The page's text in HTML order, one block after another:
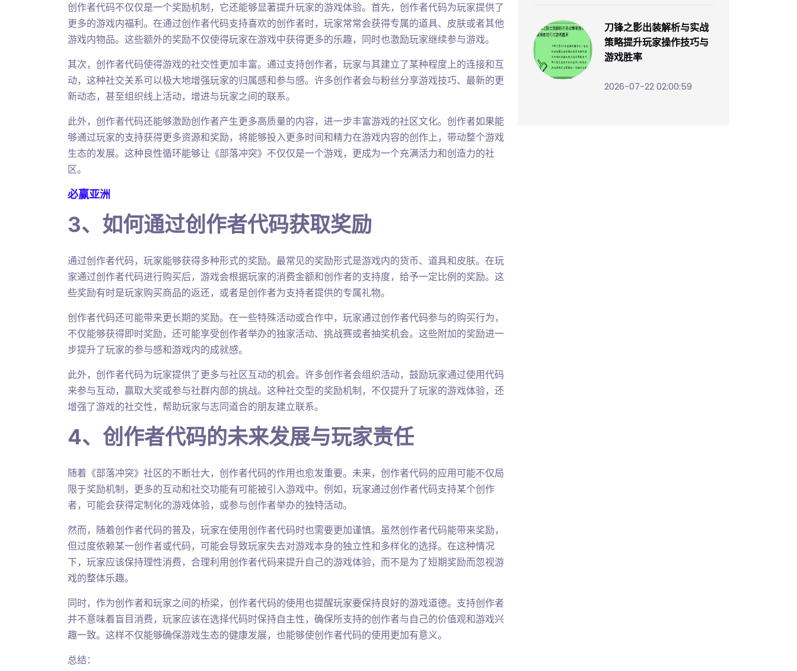
创作者代码不仅仅是一个奖励机制，它还能够显著提升玩家的游戏体验。首先，创作者代码为玩家提供了
更多的游戏内福利。在通过创作者代码支持喜欢的创作者时，玩家常常会获得专属的道具、皮肤或者其他
游戏内物品。这些额外的奖励不仅使得玩家在游戏中获得更多的乐趣，同时也激励玩家继续参与游戏。
其次，创作者代码使得游戏的社交性更加丰富。通过支持创作者，玩家与其建立了某种程度上的连接和互
动，这种社交关系可以极大地增强玩家的归属感和参与感。许多创作者会与粉丝分享游戏技巧、最新的更
新动态，甚至组织线上活动，增进与玩家之间的联系。
此外，创作者代码还能够激励创作者产生更多高质量的内容，进一步丰富游戏的社区文化。创作者如果能
够通过玩家的支持获得更多资源和奖励，将能够投入更多时间和精力在游戏内容的创作上，带动整个游戏
生态的发展。这种良性循环能够让《部落冲突》不仅仅是一个游戏，更成为一个充满活力和创造力的社
区。
必赢亚洲
3、如何通过创作者代码获取奖励
通过创作者代码，玩家能够获得多种形式的奖励。最常见的奖励形式是游戏内的货币、道具和皮肤。在玩
家通过创作者代码进行购买后，游戏会根据玩家的消费金额和创作者的支持度，给予一定比例的奖励。这
些奖励有时是玩家购买商品的返还，或者是创作者为支持者提供的专属礼物。
创作者代码还可能带来更长期的奖励。在一些特殊活动或合作中，玩家通过创作者代码参与的购买行为，
不仅能够获得即时奖励，还可能享受创作者举办的独家活动、挑战赛或者抽奖机会。这些附加的奖励进一
步提升了玩家的参与感和游戏内的成就感。
此外，创作者代码为玩家提供了更多与社区互动的机会。许多创作者会组织活动，鼓励玩家通过使用代码
来参与互动，赢取大奖或参与社群内部的挑战。这种社交型的奖励机制，不仅提升了玩家的游戏体验，还
增强了游戏的社交性，帮助玩家与志同道合的朋友建立联系。
4、创作者代码的未来发展与玩家责任
随着《部落冲突》社区的不断壮大，创作者代码的作用也愈发重要。未来，创作者代码的应用可能不仅局
限于奖励机制，更多的互动和社交功能有可能被引入游戏中。例如，玩家通过创作者代码支持某个创作
者，可能会获得定制化的游戏体验，或参与创作者举办的独特活动。
然而，随着创作者代码的普及，玩家在使用创作者代码时也需要更加谨慎。虽然创作者代码能带来奖励，
但过度依赖某一创作者或代码，可能会导致玩家失去对游戏本身的独立性和多样化的选择。在这种情况
下，玩家应该保持理性消费，合理利用创作者代码来提升自己的游戏体验，而不是为了短期奖励而忽视游
戏的整体乐趣。
同时，作为创作者和玩家之间的桥梁，创作者代码的使用也提醒玩家要保持良好的游戏道德。支持创作者
并不意味着盲目消费，玩家应该在选择代码时保持自主性，确保所支持的创作者与自己的价值观和游戏兴
趣一致。这样不仅能够确保游戏生态的健康发展，也能够使创作者代码的使用更加有意义。
总结：
刀锋之影出装解析与实战
策略提升玩家操作技巧与
游戏胜率
2026-07-22 02:00:59